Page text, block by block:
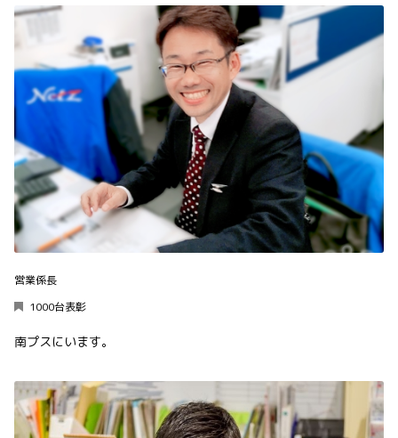
営業係長
1000台表彰
南プスにいます。